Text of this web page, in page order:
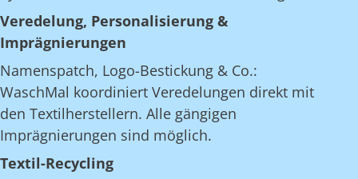
Veredelung, Personalisierung &
Imprägnierungen
Namenspatch, Logo-Bestickung & Co.:
WaschMal koordiniert Veredelungen direkt mit
den Textilherstellern. Alle gängigen
Imprägnierungen sind möglich.
Textil-Recycling